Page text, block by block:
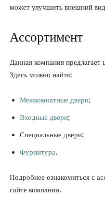
может улучшить внешний
Ассортимент
Данная компания
Здесь можно найти:
Межкомнатные двери;
Входные двери;
Специальные двери;
Фурнитура.
Подробнее ознакомиться с
сайте компании.